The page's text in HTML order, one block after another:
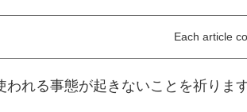
Each article
われる事態が起きないことを祈りま